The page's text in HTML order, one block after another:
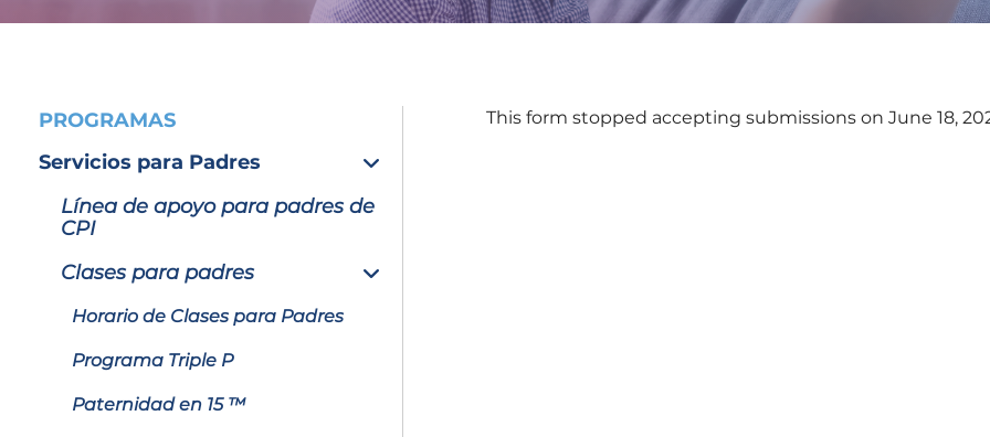
This form stopped accepting submissions on June 18,
PROGRAMAS
Servicios para Padres
Línea de apoyo para padres de
CPI
Clases para padres
Horario de Clases para Padres
Programa Triple P
Paternidad en 15 ™